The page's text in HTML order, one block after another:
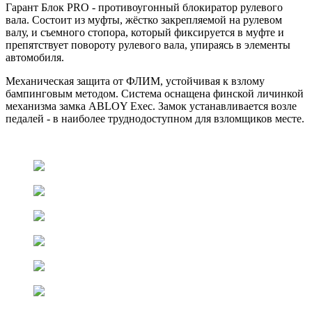
Гарант Блок PRO - противоугонный блокиратор рулевого
вала. Состоит из муфты, жёстко закрепляемой на рулевом
валу, и съемного стопора, который фиксируется в муфте и
препятствует повороту рулевого вала, упираясь в элементы
автомобиля.
Механическая защита от ФЛИМ, устойчивая к взлому
бампинговым методом. Система оснащена финской личинкой
механизма замка ABLOY Exec. Замок устанавливается возле
педалей - в наиболее труднодоступном для взломщиков месте.